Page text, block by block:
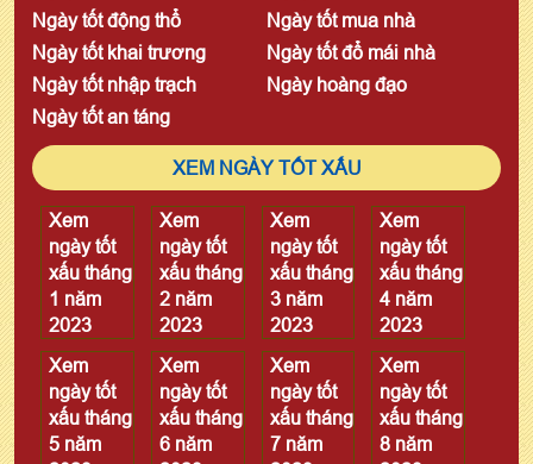
Ngày tốt động thổ
Ngày tốt mua nhà
Ngày tốt khai trương
Ngày tốt đổ mái nhà
Ngày tốt nhập trạch
Ngày hoàng đạo
Ngày tốt an táng
XEM NGÀY TỐT XẤU
Xem
ngày tốt
xấu tháng
1 năm
2023
Xem
ngày tốt
xấu tháng
2 năm
2023
Xem
ngày tốt
xấu tháng
3 năm
2023
Xem
ngày tốt
xấu tháng
4 năm
2023
Xem
ngày tốt
xấu tháng
5 năm
Xem
ngày tốt
xấu tháng
6 năm
Xem
ngày tốt
xấu tháng
7 năm
Xem
ngày tốt
xấu tháng
8 năm